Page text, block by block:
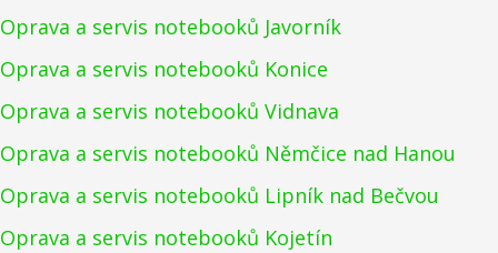
Oprava a servis notebooků Javorník
Oprava a servis notebooků Konice
Oprava a servis notebooků Vidnava
Oprava a servis notebooků Němčice nad Hanou
Oprava a servis notebooků Lipník nad Bečvou
Oprava a servis notebooků Kojetín